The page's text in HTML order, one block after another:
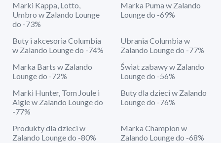
Marki Kappa, Lotto,
Umbro w Zalando Lounge
do -73%
Marka Puma w Zalando
Lounge do -69%
Buty i akcesoria Columbia
w Zalando Lounge do -74%
Ubrania Columbia w
Zalando Lounge do -77%
Marka Barts w Zalando
Lounge do -72%
Świat zabawy w Zalando
Lounge do -56%
Marki Hunter, Tom Joule i
Aigle w Zalando Lounge do
-77%
Buty dla dzieci w Zalando
Lounge do -76%
Produkty dla dzieci w
Zalando Lounge do -80%
Marka Champion w
Zalando Lounge do -68%